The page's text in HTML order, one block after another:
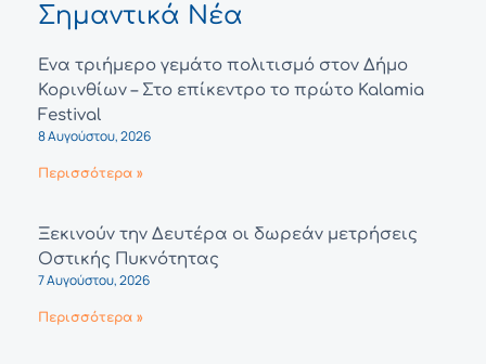
Σημαντικά Νέα
Ένα τριήμερο γεμάτο πολιτισμό στον Δήμο
Κορινθίων – Στο επίκεντρο το πρώτο Kalamia
Festival
8 Αυγούστου, 2026
Περισσότερα »
Ξεκινούν την Δευτέρα οι δωρεάν μετρήσεις
Οστικής Πυκνότητας
7 Αυγούστου, 2026
Περισσότερα »